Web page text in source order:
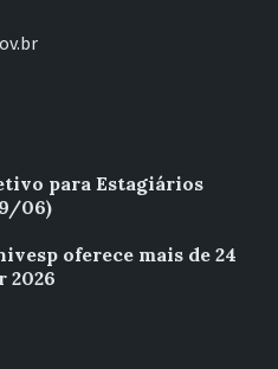
para Estagiários
06)
oferece mais de 24
2026